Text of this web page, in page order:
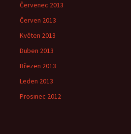
Červenec 2013
Červen 2013
Květen 2013
Duben 2013
Březen 2013
Leden 2013
Prosinec 2012